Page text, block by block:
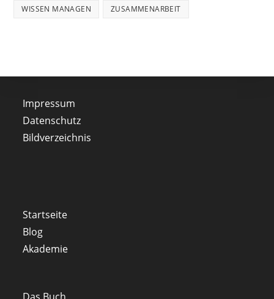
WISSEN MANAGEN ZUSAMMENARBEIT
Impressum
Datenschutz
Bildverzeichnis
Startseite
Blog
Akademie